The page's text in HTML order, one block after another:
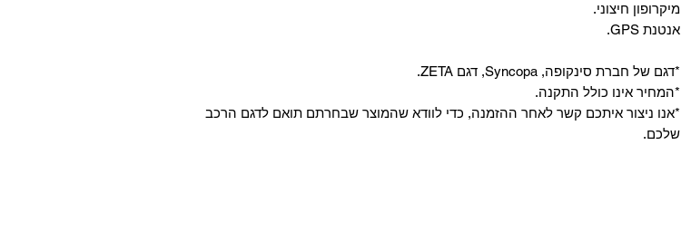
מיקרופון חיצוני.
אנטנת GPS.
*דגם של חברת סינקופה, Syncopa, דגם ZETA.
*המחיר אינו כולל התקנה.
*אנו ניצור איתכם קשר לאחר ההזמנה, כדי לוודא שהמוצר שבחרתם תואם לדגם הרכב
שלכם.